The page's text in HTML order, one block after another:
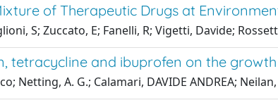
of Therapeutic Drugs at
S; Zuccato, E; Fanelli, R; Vigetti, Davide;
tetracycline and ibuprofen on the
Netting, A. G.; Calamari, DAVIDE ANDREA; Neilan,